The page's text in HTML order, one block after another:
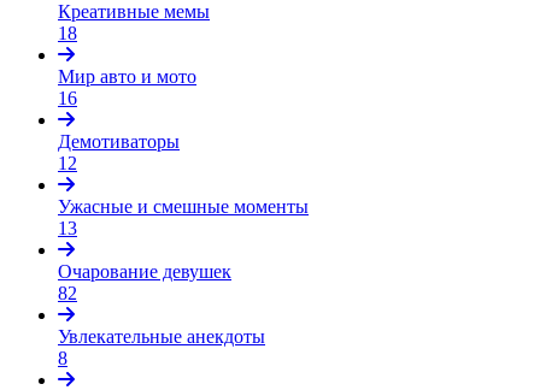
Креативные мемы
18
Мир авто и мото
16
Демотиваторы
12
Ужасные и смешные моменты
13
Очарование девушек
82
Увлекательные анекдоты
8